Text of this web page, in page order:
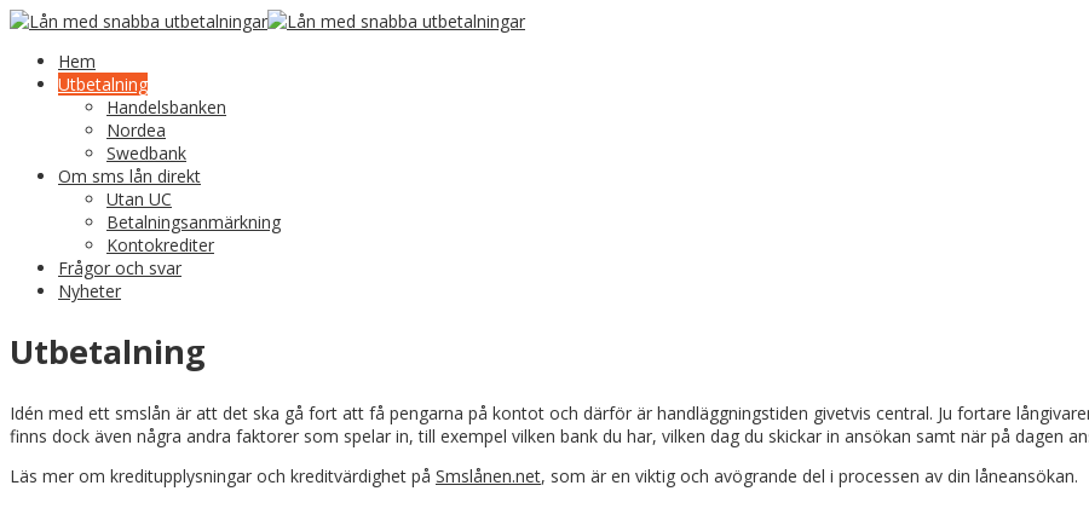
Hem
Utbetalning
Handelsbanken
Nordea
Swedbank
Om sms lån direkt
Utan UC
Betalningsanmärkning
Kontokrediter
Frågor och svar
Nyheter
Utbetalning
Idén med ett smslån är att det ska gå fort att få pengarna på kontot och därför är handläggningstiden givetvis central. Ju fortare
finns dock även några andra faktorer som spelar in, till exempel vilken bank du har, vilken dag du skickar in ansökan samt när på dagen
Läs mer om kreditupplysningar och kreditvärdighet på Smslånen.net, som är en viktig och avögrande del i processen av din låneansökan.